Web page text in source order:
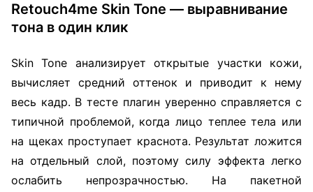
Retouch4me Skin Tone — выравнивание
тона в один клик
Skin Tone анализирует открытые участки кожи,
вычисляет средний оттенок и приводит к нему
весь кадр. В тесте плагин уверенно справляется с
типичной проблемой, когда лицо теплее тела или
на щеках проступает краснота. Результат ложится
на отдельный слой, поэтому силу эффекта легко
ослабить непрозрачностью. На пакетной